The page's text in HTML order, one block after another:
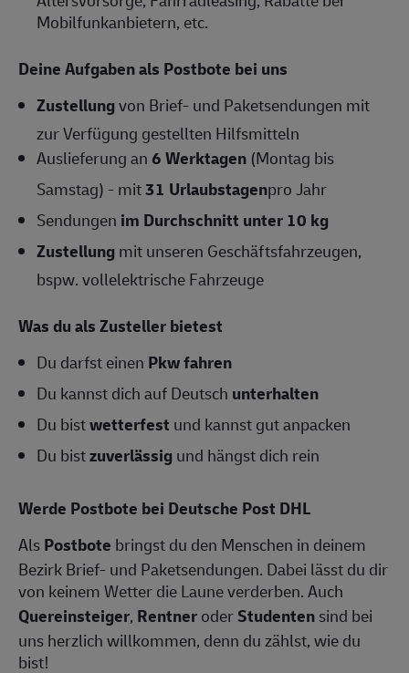
Mobilfunkanbietern, etc.
Deine Aufgaben als Postbote bei uns
Zustellungvon Brief- und Paketsendungen mit
zur Verfügung gestellten Hilfsmitteln
Auslieferung an 6Werktagen (Montag bis
Samstag) - mit31 Urlaubstagenpro Jahr
Sendungen im Durchschnitt unter 10 kg
Zustellungmit unseren Geschäftsfahrzeugen,
bspw. vollelektrische Fahrzeuge
Was du als Zusteller bietest
Du darfst einen Pkw fahren
Du kannst dich auf Deutsch unterhalten
Du bistwetterfest und kannst gut anpacken
Du bistzuverlässigund hängst dich rein
Werde Postbote bei Deutsche Post DHL
AlsPostbote bringst du den Menschen in deinem
Bezirk Brief- und Paketsendungen. Dabei lässt du dir
von keinem Wetter die Laune verderben. Auch
Quereinsteiger, RentneroderStudentensind bei
uns herzlich willkommen, denn du zählst, wie du
bist!